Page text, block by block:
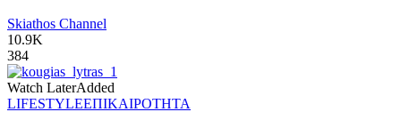
Skiathos Channel
10.9K
384
Watch LaterAdded
LIFESTYLEΕΠΙΚΑΙΡΟΤΗΤΑ